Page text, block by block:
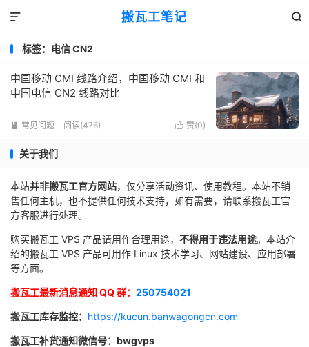
搬瓦工笔记 

标签：电信 CN2
中国移动 CMI 线路介绍，中国移动 CMI 和
中国电信 CN2 线路对比
 常见问题 阅读(476)  赞(0)
关于我们
本站并非搬瓦工官方网站，仅分享活动资讯、使用教程。本站不销
售任何主机，也不提供任何技术支持，如有需要，请联系搬瓦工官
方客服进行处理。
购买搬瓦工 VPS 产品请用作合理用途， 不得用于违法用途。本站介
绍的搬瓦工 VPS 产品可用作 Linux 技术学习、网站建设、应用部署
等方面。
搬瓦工最新消息通知 QQ 群： 250754021
搬瓦工库存监控： https://kucun.banwagongcn.com
搬瓦工补货通知微信号：bwgvps